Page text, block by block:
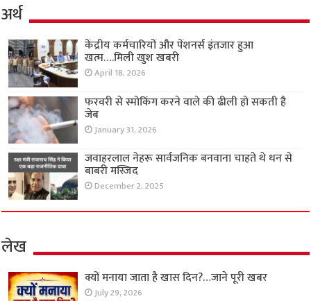
अर्थ
केंद्रीय कर्मचारियों और पेंशनर्स इंतजार हुआ
खत्म….मिली खुश खबरी
April 18, 2026
फरवरी से स्मोकिंग करने वाले की ढीली हो सकती है
जेब
January 31, 2026
जवाहरलाल नेहरू सार्वजनिक बनवाना चाहते थे धन से
बाबरी मस्जिद
December 2, 2025
लेख
क्यों मनाया जाता है खास दिन?…जाने पूरी खबर
July 29, 2026